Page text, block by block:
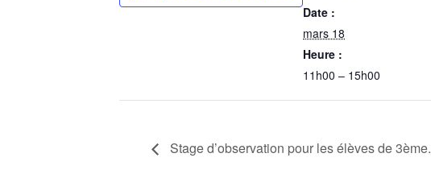
Date :
mars 18
Heure :
11h00 – 15h00
Stage d’observation pour les élèves de 3ème.